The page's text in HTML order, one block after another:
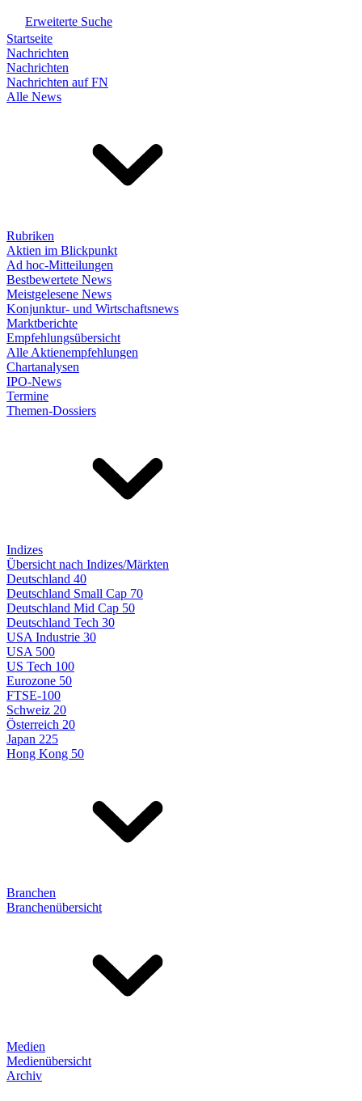
Erweiterte Suche
Startseite
Nachrichten
Nachrichten
Nachrichten auf FN
Alle News
Rubriken
Aktien im Blickpunkt
Ad hoc-Mitteilungen
Bestbewertete News
Meistgelesene News
Konjunktur- und Wirtschaftsnews
Marktberichte
Empfehlungsübersicht
Alle Aktienempfehlungen
Chartanalysen
IPO-News
Termine
Themen-Dossiers
Indizes
Übersicht nach Indizes/Märkten
Deutschland 40
Deutschland Small Cap 70
Deutschland Mid Cap 50
Deutschland Tech 30
USA Industrie 30
USA 500
US Tech 100
Eurozone 50
FTSE-100
Schweiz 20
Österreich 20
Japan 225
Hong Kong 50
Branchen
Branchenübersicht
Medien
Medienübersicht
Archiv